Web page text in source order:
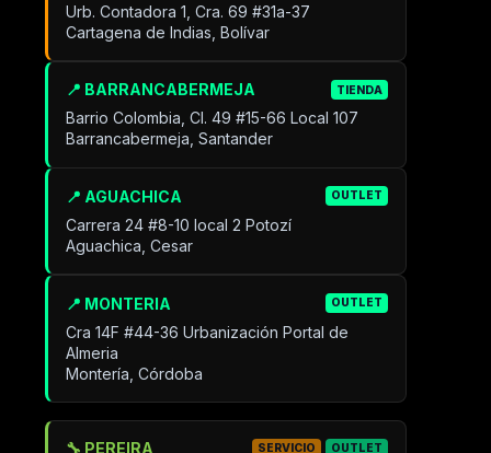
Urb. Contadora 1, Cra. 69 #31a-37
Cartagena de Indias, Bolívar
📍 BARRANCABERMEJA TIENDA
Barrio Colombia, Cl. 49 #15-66 Local 107
Barrancabermeja, Santander
📍 AGUACHICA OUTLET
Carrera 24 #8-10 local 2 Potozí
Aguachica, Cesar
📍 MONTERIA OUTLET
Cra 14F #44-36 Urbanización Portal de
Almeria
Montería, Córdoba
🔧 PEREIRA SERVICIO OUTLET